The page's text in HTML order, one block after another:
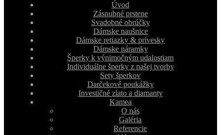
Úvod
Zásnubné prstene
Svadobné obrúčky
Dámske naušnice
Dámske retiazky & prívesky
Dámske náramky
Šperky k výnimočným udalostiam
Individuálne šperky z našej tvorby
Sety šperkov
Darčekové poukážky
Investičné zlato a diamanty
Kamea
O nás
Galéria
Referencie